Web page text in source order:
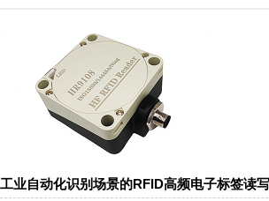
工业自动化识别场景的RFID高频电子标签读